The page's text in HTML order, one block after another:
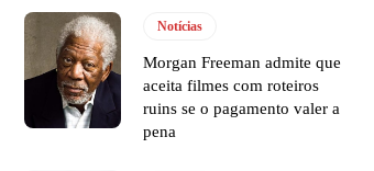
Notícias
Morgan Freeman admite que
aceita filmes com roteiros
ruins se o pagamento valer a
pena